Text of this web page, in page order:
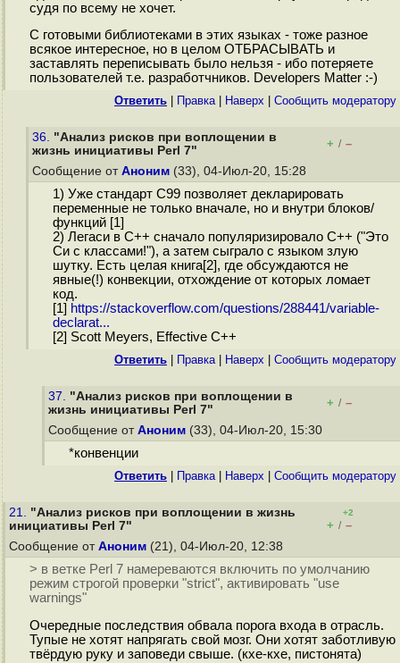
судя по всему не хочет.
С готовыми библиотеками в этих языках - тоже разное
всякое интересное, но в целом ОТБРАСЫВАТЬ и
заставлять переписывать было нельзя - ибо потеряете
пользователей т.е. разработчников. Developers Matter :-)
Ответить Правка| Наверх Cообщить модератору
36. "Анализ рисков при воплощении в
жизнь инициативы Perl 7"
+ / –
Сообщение от Аноним (33), 04-Июл-20, 15:28
1) Уже стандарт C99 позволяет декларировать
переменные не только вначале, но и внутри блоков/
функций [1]
2) Легаси в C++ сначало популяризировало С++ ("Это
Си с классами!"), а затем сыграло с языком злую
шутку. Есть целая книга[2], где обсуждаются не
явные(!) конвекции, отхождение от которых ломает
код.
[1] https://stackoverflow.com/questions/288441/variable-
declarat...
[2] Scott Meyers, Effective C++
Ответить Правка| Наверх Cообщить модератору
37. "Анализ рисков при воплощении в
жизнь инициативы Perl 7"
+ / –
Сообщение от Аноним (33), 04-Июл-20, 15:30
*конвенции
Ответить Правка| Наверх Cообщить модератору
21. "Анализ рисков при воплощении в жизнь
инициативы Perl 7"
+2
+ / –
Сообщение от Аноним (21), 04-Июл-20, 12:38
> в ветке Perl 7 намереваются включить по умолчанию
режим строгой проверки "strict", активировать "use
warnings"
Очередные последствия обвала порога входа в отрасль.
Тупые не хотят напрягать свой мозг. Они хотят заботливую
твёрдую руку и заповеди свыше. (кхе-кхе, пистонята)